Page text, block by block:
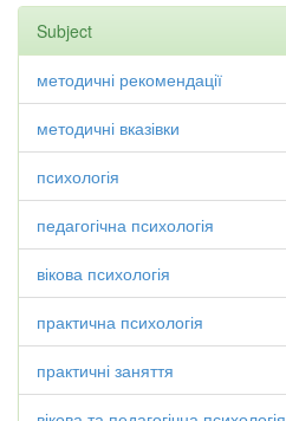
Subject
методичні рекомендації
методичні вказівки
психологія
педагогічна психологія
вікова психологія
практична психологія
практичні заняття